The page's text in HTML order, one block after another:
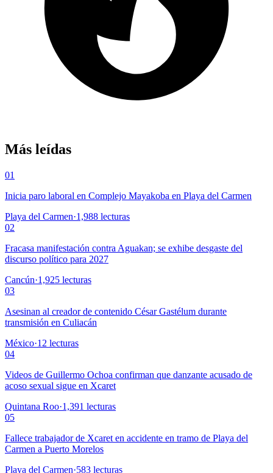
Más leídas
01
Inicia paro laboral en Complejo Mayakoba en Playa del Carmen
Playa del Carmen·1,988 lecturas
02
Fracasa manifestación contra Aguakan; se exhibe desgaste del
discurso político para 2027
Cancún·1,925 lecturas
03
Asesinan al creador de contenido César Gastélum durante
transmisión en Culiacán
México·12 lecturas
04
Videos de Guillermo Ochoa confirman que danzante acusado de
acoso sexual sigue en Xcaret
Quintana Roo·1,391 lecturas
05
Fallece trabajador de Xcaret en accidente en tramo de Playa del
Carmen a Puerto Morelos
Playa del Carmen·583 lecturas